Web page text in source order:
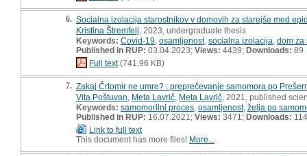
6. Socialna izolacija starostnikov v domovih za starejše med
Kristina Štremfelj , 2023, undergraduate thesis
Keywords: Covid-19 osamljenost, socialna izolacija dom za
Published in RUP: 03.04.2023; Views: 4439; Downloads: 89
Full text(741,96 KB)
7. Zakaj Črtomir ne umre? : preprečevanje samomora po
Vita Poštuvan Meta Lavrič Meta Lavrič , 2021, published
Keywords: samomorilni proces osamljenost, želja po
Published in RUP: 16.07.2021; Views: 3471; Downloads: 114
Link to full text
This document has more files! More...